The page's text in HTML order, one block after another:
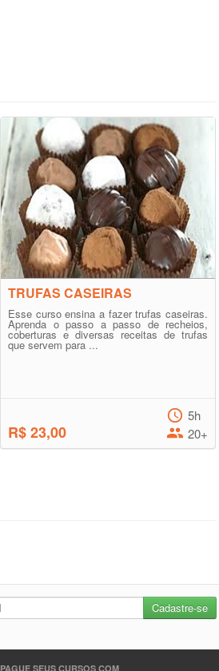
TRUFAS CASEIRAS
Esse curso ensina a fazer trufas caseiras.
Aprenda o passo a passo de recheios,
coberturas e diversas receitas de trufas
que servem para ...
R$ 23,00
5h
20+
PAGUE SEUS CURSOS COM